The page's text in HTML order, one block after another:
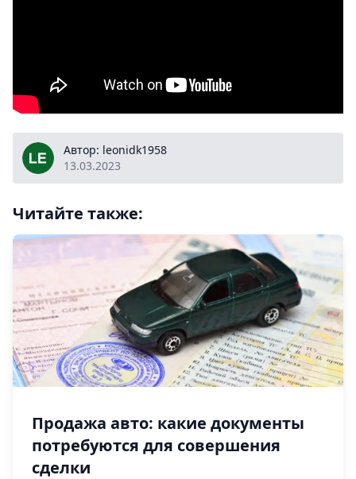
leonidk1958Автор: leonidk1958
13.03.2023
Читайте также:
Продажа авто: какие документы
потребуются для совершения
сделки